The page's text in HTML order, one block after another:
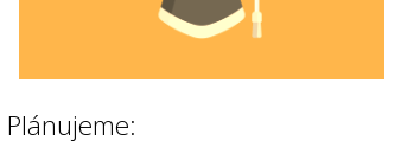
Plánujeme: